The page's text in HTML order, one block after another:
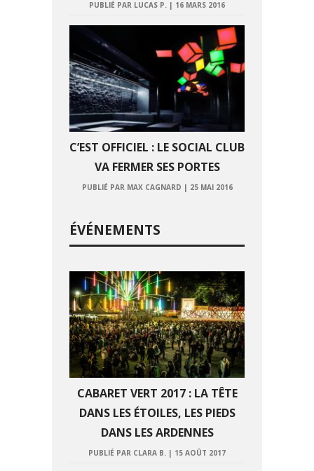
PUBLIÉ PAR LUCAS P. | 16 MARS 2016
C’EST OFFICIEL : LE SOCIAL CLUB
VA FERMER SES PORTES
PUBLIÉ PAR MAX CAGNARD | 25 MAI 2016
ÉVÉNEMENTS
CABARET VERT 2017 : LA TÊTE
DANS LES ÉTOILES, LES PIEDS
DANS LES ARDENNES
PUBLIÉ PAR CLARA B. | 15 AOÛT 2017